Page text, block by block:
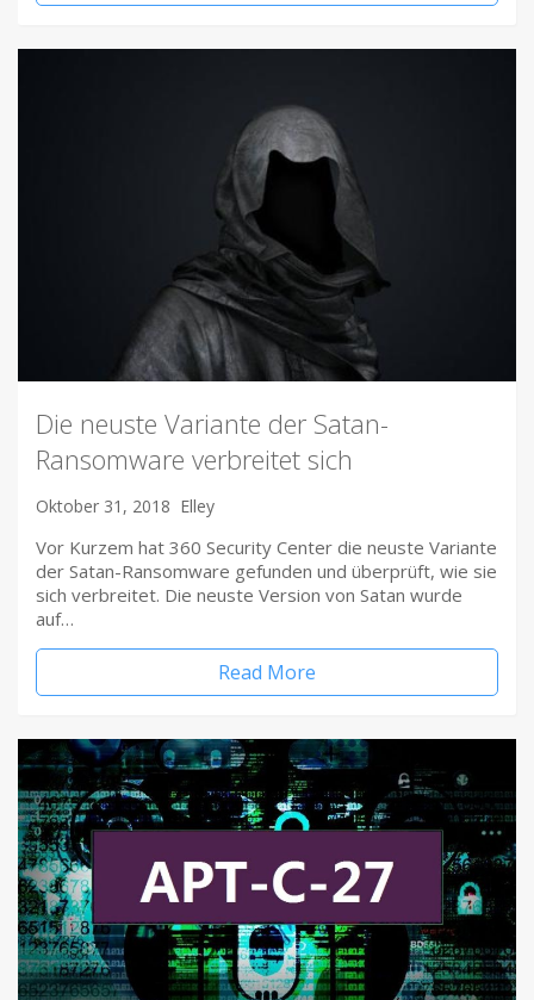
Die neuste Variante der Satan-
Ransomware verbreitet sich
Oktober 31, 2018 Elley
Vor Kurzem hat 360 Security Center die neuste Variante
der Satan-Ransomware gefunden und überprüft, wie sie
sich verbreitet. Die neuste Version von Satan wurde
auf…
Read More